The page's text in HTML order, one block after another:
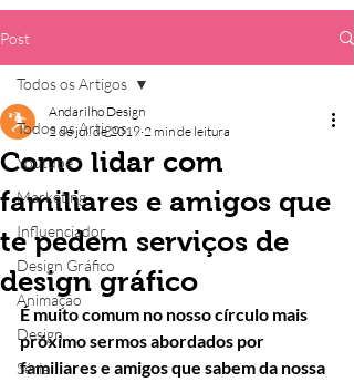
Post
Todos os Artigos
Youtube
Marketing
Influenciador
Design Gráfico
Animação
Design
Série
Todos os Artigos
Como lidar com
familiares e amigos que
te pedem serviços de
design gráfico
Andarilho Design
2 de jul. de 2019 2 min de leitura
É muito comum no nosso círculo mais
próximo sermos abordados por
familiares e amigos que sabem da nossa